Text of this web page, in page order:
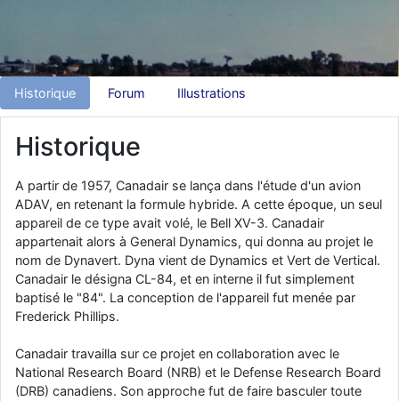
d9pouces
: mais tu peux tenter l'un des rares lycées militaires
comme le Prytanée dans la Sarthe, ça ne peut pas faire de mal !
d9pouces: C'est plutôt après le lycée, voire après une prépa
scientifique, tu as donc encore un peu de temps devant toi
yaellerigolow: bonjour a tous je suis un élève de première
passionnée par l'aviation militaire , pourrais je savoir que faire après
d9pouces: lesquels, par exemple ?
mahmoud: bonsoir, très instructif ce site .mais nous aimerions avoir
les photo des anciens appareils de l'armée de l'air de la haute -volta
d9pouces : Ça me casse quand même bien les pieds, j’avoue
jericho: Pour moi tout est à nouveau OK dirait-on… Merci à toi.
au passage !
d9pouces : j'ai trouvé un palliatif un peu violent, mais ça devrait aller
un peu mieux
Historique Forum Illustrations
Historique
A partir de 1957, Canadair se lança dans l'étude d'un avion
ADAV, en retenant la formule hybride. A cette époque, un seul
appareil de ce type avait volé, le Bell XV-3. Canadair
appartenait alors à General Dynamics, qui donna au projet le
nom de Dynavert. Dyna vient de Dynamics et Vert de Vertical.
Canadair le désigna CL-84, et en interne il fut simplement
baptisé le "84". La conception de l'appareil fut menée par
Frederick Phillips.
Canadair travailla sur ce projet en collaboration avec le
National Research Board (NRB) et le Defense Research Board
(DRB) canadiens. Son approche fut de faire basculer toute